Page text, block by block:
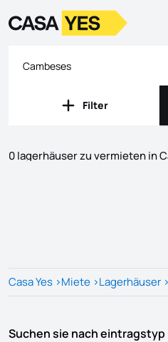
LogoZur Startseite
Filter
Filter
0
Casa Yes >Miete >Lagerhäuser >
Suchen sie nach eintragstyp